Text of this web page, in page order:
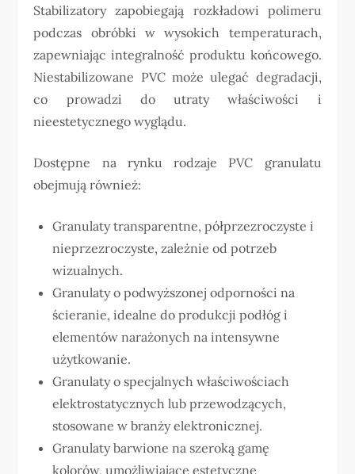
Stabilizatory zapobiegają rozkładowi polimeru
podczas obróbki w wysokich temperaturach,
zapewniając integralność produktu końcowego.
Niestabilizowane PVC może ulegać degradacji,
co prowadzi do utraty właściwości i
nieestetycznego wyglądu.
Dostępne na rynku rodzaje PVC granulatu
obejmują również:
Granulaty transparentne, półprzezroczyste i
nieprzezroczyste, zależnie od potrzeb
wizualnych.
Granulaty o podwyższonej odporności na
ścieranie, idealne do produkcji podłóg i
elementów narażonych na intensywne
użytkowanie.
Granulaty o specjalnych właściwościach
elektrostatycznych lub przewodzących,
stosowane w branży elektronicznej.
Granulaty barwione na szeroką gamę
kolorów, umożliwiające estetyczne